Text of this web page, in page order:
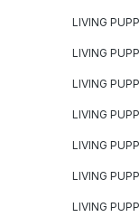
LIVING
LIVING
LIVING
LIVING
LIVING
LIVING
LIVING